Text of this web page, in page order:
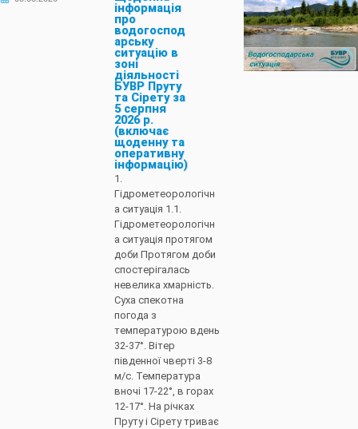
інформація
про
водогоспод
арську
ситуацію в
зоні
діяльності
БУВР Пруту
та Сірету за
5 серпня
2026 р.
(включає
щоденну та
оперативну
інформацію)
1.
Гідрометеорологічн
а ситуація 1.1.
Гідрометеорологічн
а ситуація протягом
доби Протягом доби
спостерігалась
невелика хмарність.
Суха спекотна
погода з
температурою вдень
32-37°. Вітер
південної чверті 3-8
м/с. Температура
вночі 17-22°, в горах
12-17°. На річках
Пруту і Сірету триває